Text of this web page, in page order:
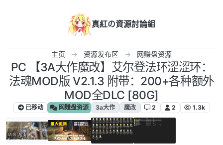
真紅の資源討論組
主页 资源发布区 网赚盘资源
PC 【3A大作魔改】艾尔登法环涩涩环：
法魂MOD版 V2.1.3 附带：200+各种额外
MOD全DLC [80G]
已移动 网赚盘资源 3a大作 魔改 2 2 1.3k